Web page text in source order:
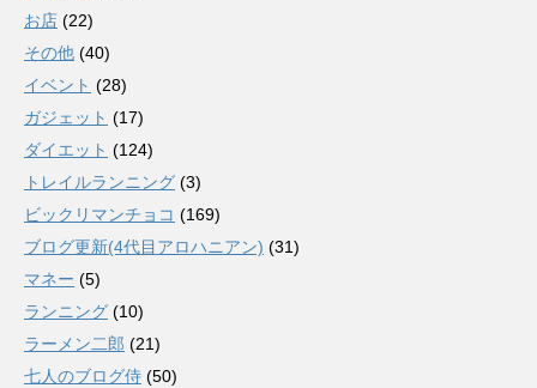
お店 (22)
その他 (40)
イベント (28)
ガジェット (17)
ダイエット (124)
トレイルランニング (3)
ビックリマンチョコ (169)
ブログ更新(4代目アロハニアン) (31)
マネー (5)
ランニング (10)
ラーメン二郎 (21)
七人のブログ侍 (50)